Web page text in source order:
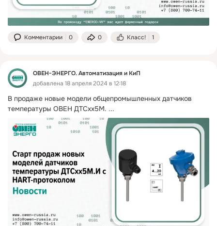
Комментарии 0 0 Класс! 1
ОВЕН-ЭНЕРГО. Автоматизация и КиП
добавлена 18 апреля 2024 в 12:18
В продаже новые модели общепромышленных датчиков
температуры ОВЕН ДТСхх5М. ...